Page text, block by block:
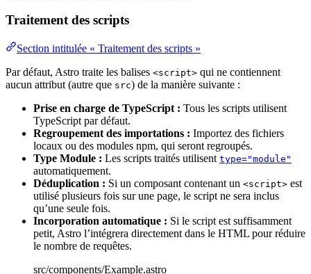
Traitement des scripts
Section intitulée « Traitement des scripts »
Par défaut, Astro traite les balises <script> qui ne contiennent
aucun attribut (autre que src) de la manière suivante :
Prise en charge de TypeScript : Tous les scripts utilisent
TypeScript par défaut.
Regroupement des importations : Importez des fichiers
locaux ou des modules npm, qui seront regroupés.
Type Module : Les scripts traités utilisent type="module"
automatiquement.
Déduplication : Si un composant contenant un <script> est
utilisé plusieurs fois sur une page, le script ne sera inclus
qu’une seule fois.
Incorporation automatique : Si le script est suffisamment
petit, Astro l’intégrera directement dans le HTML pour réduire
le nombre de requêtes.
src/components/Example.astro